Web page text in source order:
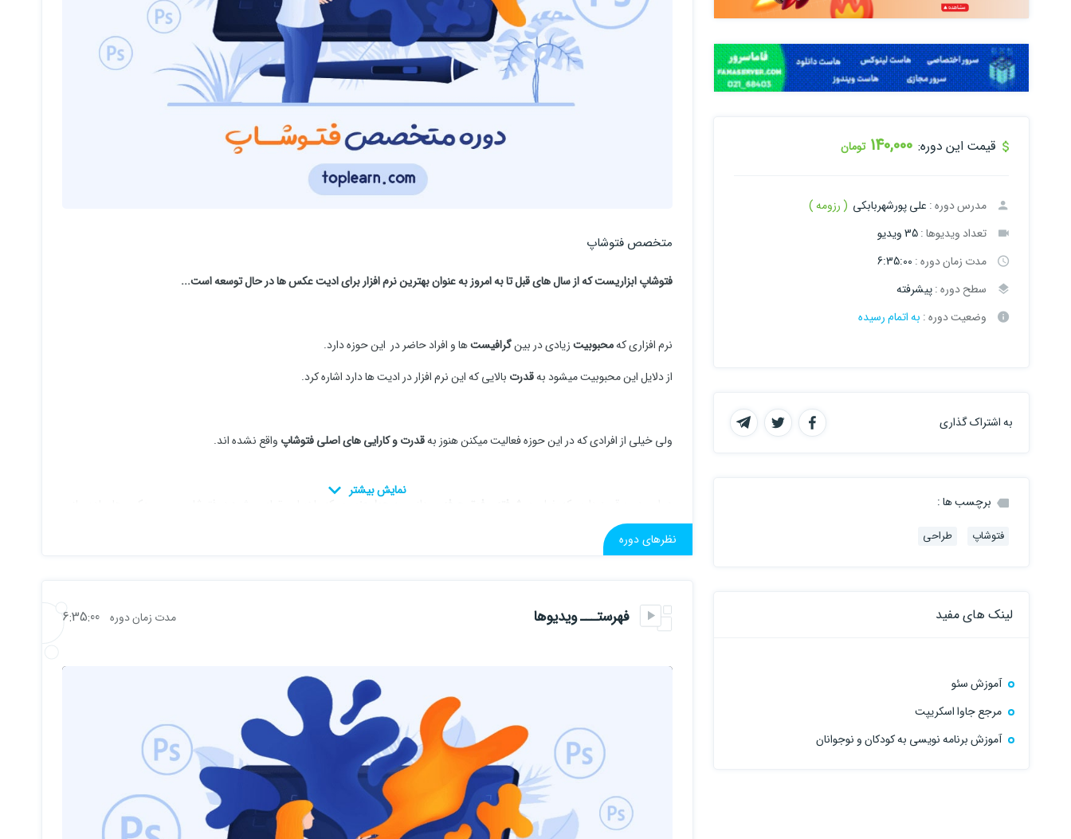
متخصص فتوشاپ
فتوشاپ ابزاریست که از سال های قبل تا به امروز به عنوان بهترین نرم افزار برای ادیت عکس ها در حال توسعه است...
نرم افزاری کهمحبوبیتزیادی در بینگرافیستها و افراد حاضر در این حوزه دارد.
از دلایل این محبوبیت میشود بهقدرت بالایی که این نرم افزار در ادیت ها دارد اشاره کرد.
ولی خیلی از افرادی که در این حوزه فعالیت میکنن هنوز بهقدرت و کارایی های اصلی فتوشاپ واقع نشده اند.
کرد.
قراره یجورایی فتوشاپ رو قورت بدیم :)
ازچهارچوبهای اصلی فتوشاپ میتوان به این چهار مورد زیر پرداخت:
تمرکز اصلی ما در این دوره پیاده سازی مهم ترین پشرفته ترین مباحث در خصوص این چهارعنصرمیباشد.
نظرهای دوره
فهرستـــ ویدیوها مدت زمان دوره 6:35:00
قیمت این دوره: 140,000 تومان
مدرس دوره : علی پورشهربابکی ( رزومه )
تعداد ویدیوها :35 ویدیو
مدت زمان دوره : 6:35:00
سطح دوره :پیشرفته
وضعیت دوره : به اتمام رسیده
به اشتراک گذاری
برچسب ها :
فتوشاپ طراحی
لینک های مفید
آموزش سئو
مرجع جاوا اسکریپت
آموزش برنامه نویسی به کودکان و نوجوانان